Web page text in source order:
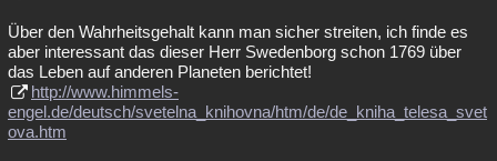
Über den Wahrheitsgehalt kann man sicher streiten, ich finde es
aber interessant das dieser Herr Swedenborg schon 1769 über
das Leben auf anderen Planeten berichtet!
http://www.himmels-
engel.de/deutsch/svetelna_knihovna/htm/de/de_kniha_telesa_svet
ova.htm